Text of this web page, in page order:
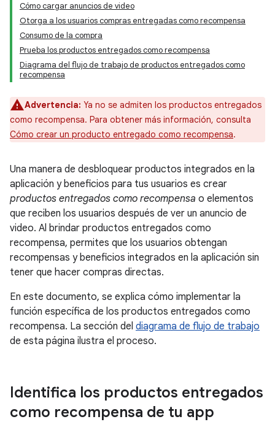
Cómo cargar anuncios de video
Otorga a los usuarios compras entregadas como recompensa
Consumo de la compra
Prueba los productos entregados como recompensa
Diagrama del flujo de trabajo de productos entregados como
recompensa
Advertencia: Ya no se admiten los productos entregados
como recompensa. Para obtener más información, consulta
Cómo crear un producto entregado como recompensa.
Una manera de desbloquear productos integrados en la
aplicación y beneficios para tus usuarios es crear
productos entregados como recompensa o elementos
que reciben los usuarios después de ver un anuncio de
video. Al brindar productos entregados como
recompensa, permites que los usuarios obtengan
recompensas y beneficios integrados en la aplicación sin
tener que hacer compras directas.
En este documento, se explica cómo implementar la
función específica de los productos entregados como
recompensa. La sección del diagrama de flujo de trabajo
de esta página ilustra el proceso.
Identifica los productos entregados
como recompensa de tu app